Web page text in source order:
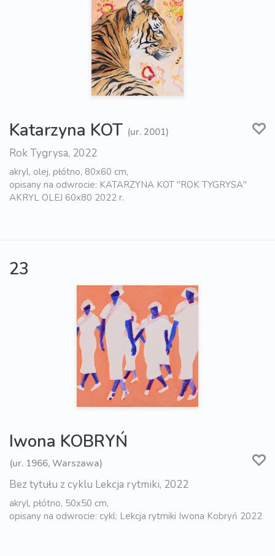
Katarzyna KOT (ur. 2001)
Rok Tygrysa, 2022
akryl, olej, płótno, 80x60 cm,
opisany na odwrocie: KATARZYNA KOT "ROK TYGRYSA"
AKRYL OLEJ 60x80 2022 r.
23
Iwona KOBRYŃ
(ur. 1966, Warszawa)
Bez tytułu z cyklu Lekcja rytmiki, 2022
akryl, płótno, 50x50 cm,
opisany na odwrocie: cykl: Lekcja rytmiki Iwona Kobryń 2022